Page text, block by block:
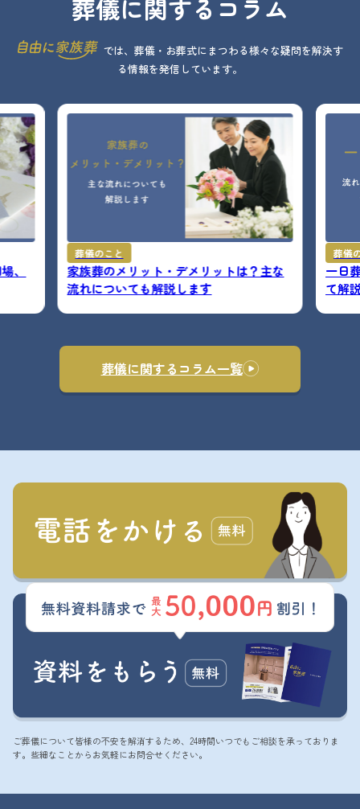
葬儀に関するコラム
では、葬儀・お葬式にまつわる様々な疑問を解決す
る情報を発信しています。
、
葬儀のこと
家族葬のメリット・デメリットは？主な
流れについても解説します
葬儀
一日
て解
葬儀に関するコラム一覧
ご葬儀について皆様の不安を解消するため、24時間いつでもご相談を承っておりま
す。些細なことからお気軽にお問合せください。